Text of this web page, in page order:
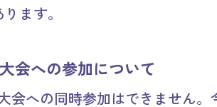
ます。
会への参加について
会への同時参加はできません